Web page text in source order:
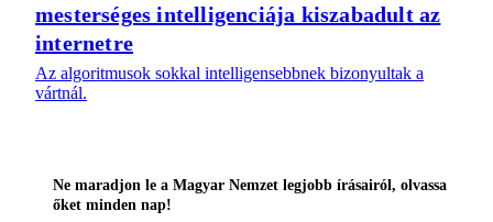
mesterséges intelligenciája kiszabadult az
internetre
Az algoritmusok sokkal intelligensebbnek bizonyultak a
vártnál.
Ne maradjon le a Magyar Nemzet legjobb írásairól, olvassa
őket minden nap!